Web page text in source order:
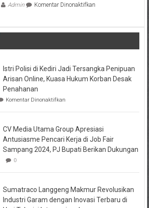
Admin Komentar Dinonaktifkanpada
Patung
Tuban
Kena
Istri Polisi di Kediri Jadi Tersangka Penipuan
Arisan Online, Kuasa Hukum Korban Desak
Penahanan
Komentar Dinonaktifkanpada
Polisi
Kediri
Jadi
Tersangka
Penipuan
Kuasa
Korban
Desak
Penahanan
CV Media Utama Group Apresiasi
Antusiasme Pencari Kerja di Job Fair
Sampang 2024, PJ Bupati Berikan Dukungan
0
Sumatraco Langgeng Makmur Revolusikan
Industri Garam dengan Inovasi Terbaru di